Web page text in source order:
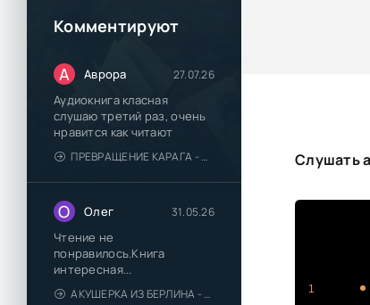
Комментируют
А Аврора 27.07.26
Аудиокнига класная
слушаю третий раз, очень
нравится как читают
ПРЕВРАЩЕНИЕ КАРАГА - КАТЯ БРАНДИС
О Олег 31.05.26
Чтение не
понравилось.Книга
интересная...
АКУШЕРКА ИЗ БЕРЛИНА - АННА СТЮАРТ
Слушать
1